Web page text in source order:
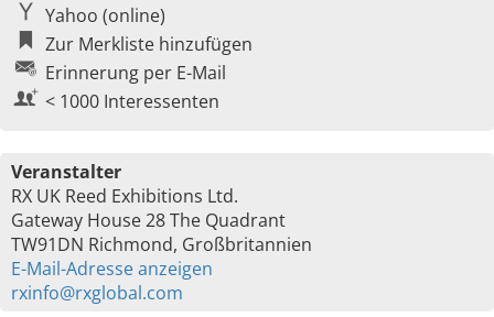
Yahoo (online)
Zur Merkliste hinzufügen
Erinnerung per E-Mail
< 1000 Interessenten
Veranstalter
RX UK Reed Exhibitions Ltd.
Gateway House 28 The Quadrant
TW91DN Richmond, Großbritannien
E-Mail-Adresse anzeigen
rxinfo@rxglobal.com